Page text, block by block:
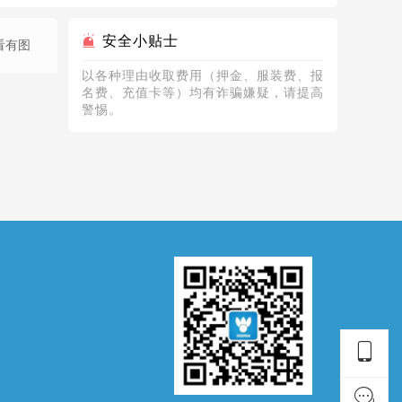
有图 安全小贴士
以各种理由收取费⽤（押⾦、服装费、报
名费、充值卡等）均有诈骗嫌疑，请提⾼
警惕。